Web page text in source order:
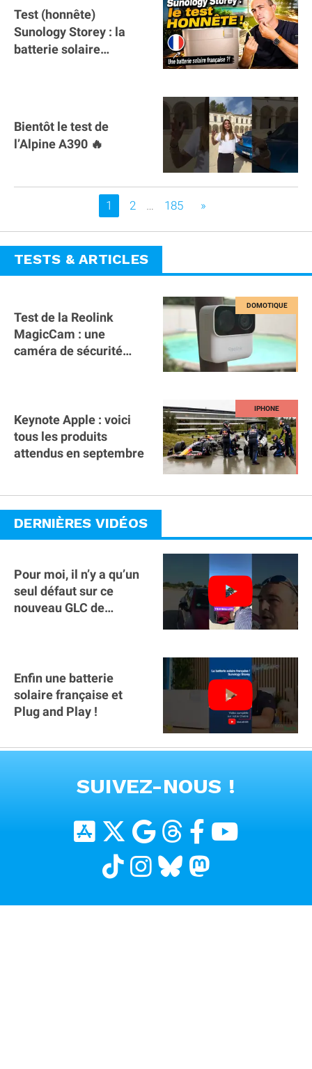
Test (honnête)
Sunology Storey : la
batterie solaire
Bientôt le test de
l’Alpine A390 🔥
Vous êtes sur la page
1 2 … 185 »
TESTS & ARTICLES
Test de la Reolink
MagicCam : une
caméra de sécurité
Keynote Apple : voici
tous les produits
attendus en septembre
DERNIÈRES VIDÉOS
Pour moi, il n’y a qu’un
seul défaut sur ce
nouveau GLC de
Enfin une batterie
solaire française et
Plug and Play !
SUIVEZ-NOUS !